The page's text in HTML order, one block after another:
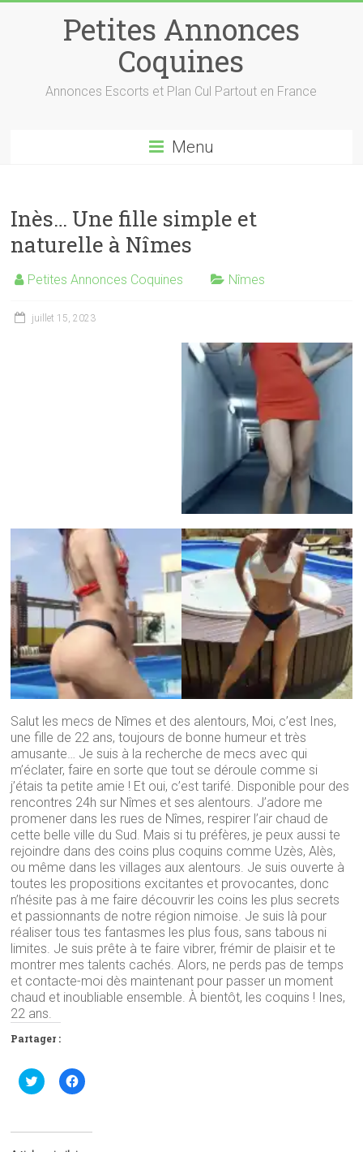
Petites Annonces
Coquines
Annonces Escorts et Plan Cul Partout en France
Menu
Inès… Une fille simple et
naturelle à Nîmes
Petites Annonces Coquines Nîmes
juillet 15, 2023
Salut les mecs de Nîmes et des alentours, Moi, c’est Ines,
une fille de 22 ans, toujours de bonne humeur et très
amusante… Je suis à la recherche de mecs avec qui
m’éclater, faire en sorte que tout se déroule comme si
j’étais ta petite amie ! Et oui, c’est tarifé. Disponible pour des
rencontres 24h sur Nîmes et ses alentours. J’adore me
promener dans les rues de Nîmes, respirer l’air chaud de
cette belle ville du Sud. Mais si tu préfères, je peux aussi te
rejoindre dans des coins plus coquins comme Uzès, Alès,
ou même dans les villages aux alentours. Je suis ouverte à
toutes les propositions excitantes et provocantes, donc
n’hésite pas à me faire découvrir les coins les plus secrets
et passionnants de notre région nimoise. Je suis là pour
réaliser tous tes fantasmes les plus fous, sans tabous ni
limites. Je suis prête à te faire vibrer, frémir de plaisir et te
montrer mes talents cachés. Alors, ne perds pas de temps
et contacte-moi dès maintenant pour passer un moment
chaud et inoubliable ensemble. À bientôt, les coquins ! Ines,
22 ans.
Partager :
C
l
e
C
l
e